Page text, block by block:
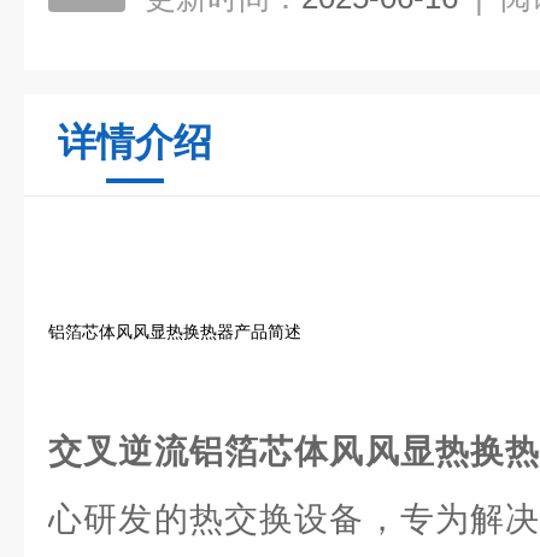
详情介绍
铝箔芯体风风显热换热器产品简述
交叉逆流铝箔芯体风风显热换
心研发的热交换设备，专为解